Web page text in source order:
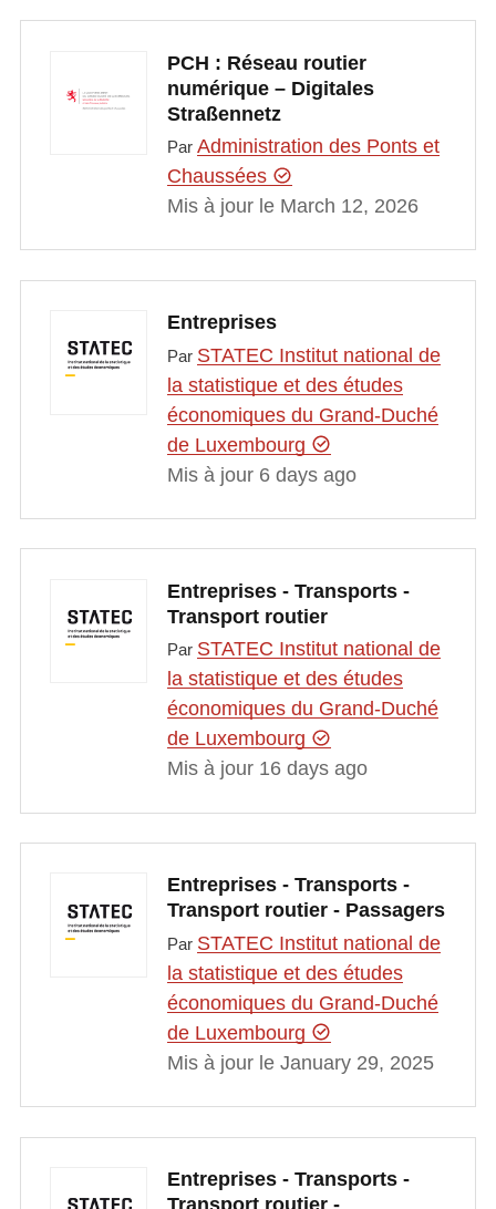
PCH : Réseau routier
numérique – Digitales
Straßennetz
Par Administration des Ponts et
Chaussées
Mis à jour le March 12, 2026
Entreprises
Par STATEC Institut national de
la statistique et des études
économiques du Grand-Duché
de Luxembourg
Mis à jour 6 days ago
Entreprises - Transports -
Transport routier
Par STATEC Institut national de
la statistique et des études
économiques du Grand-Duché
de Luxembourg
Mis à jour 16 days ago
Entreprises - Transports -
Transport routier - Passagers
Par STATEC Institut national de
la statistique et des études
économiques du Grand-Duché
de Luxembourg
Mis à jour le January 29, 2025
Entreprises - Transports -
Transport routier -